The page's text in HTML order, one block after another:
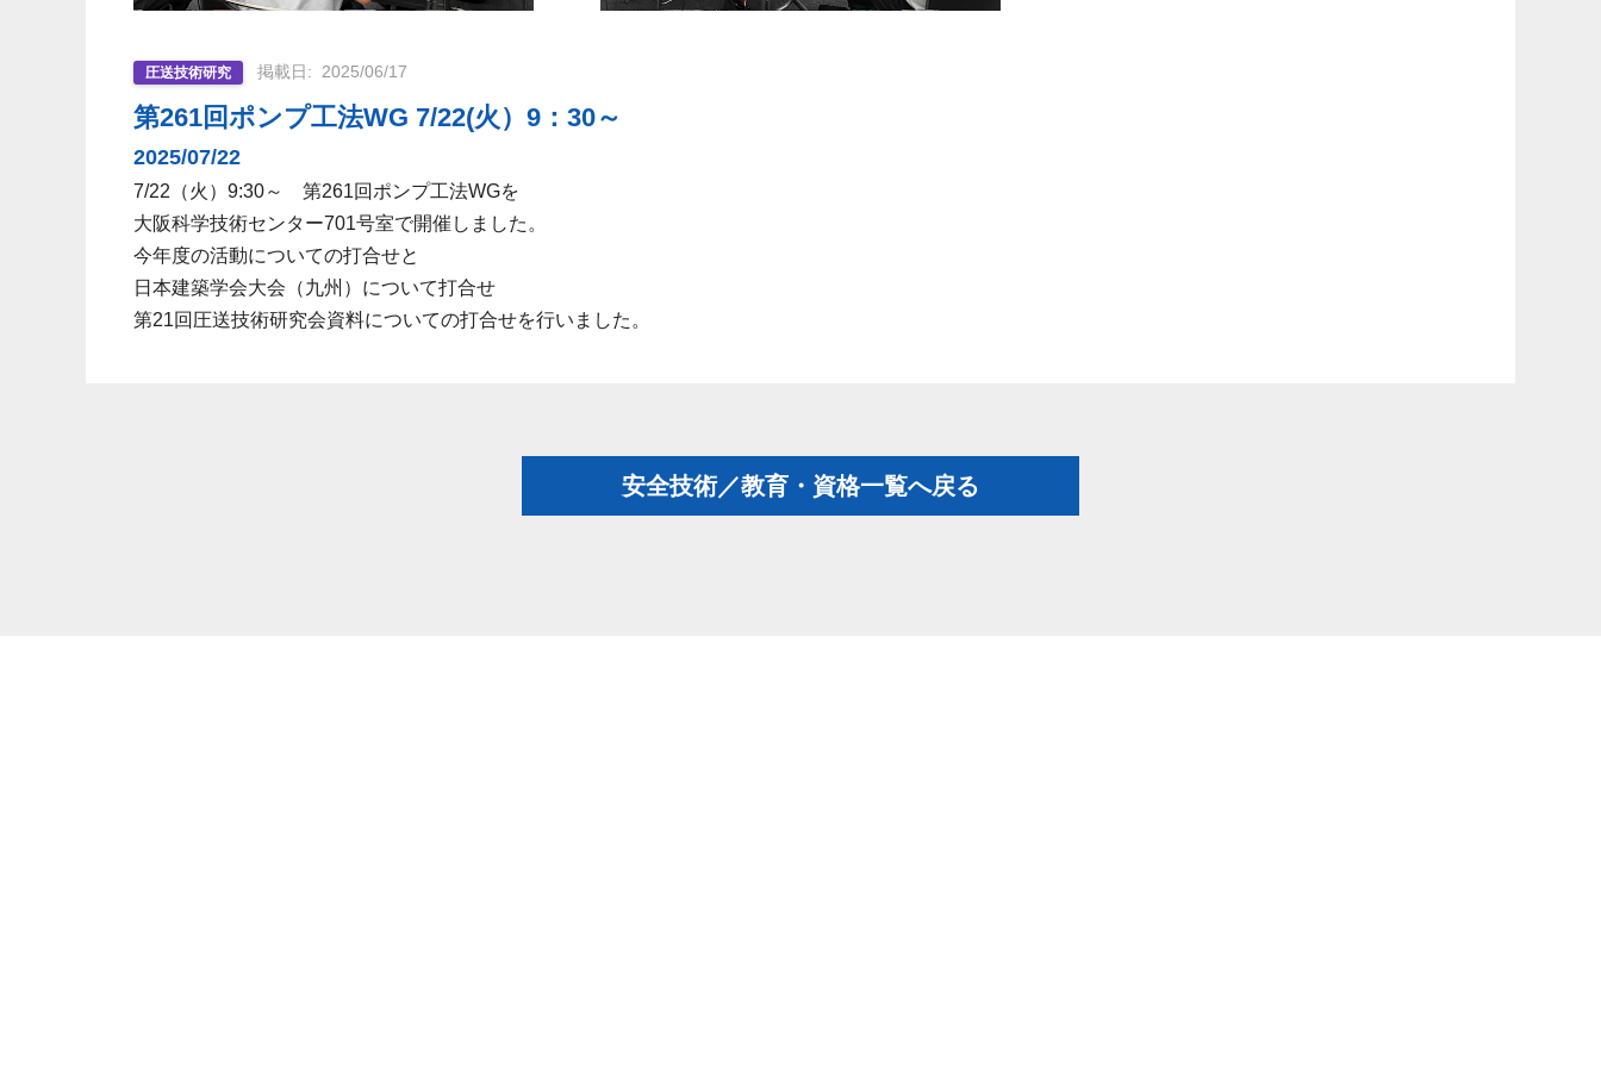
圧送技術研究 2025/06/17
2025/07/22
第261回ポンプ工法WG 7/22(火）9：30～
7/22（火）9:30～ 第261回ポンプ工法WGを
大阪科学技術センター701号室で開催しました。
今年度の活動についての打合せと
日本建築学会大会（九州）について打合せ
第21回圧送技術研究会資料についての打合せを行いました。
安全技術／教育・資格一覧へ戻る